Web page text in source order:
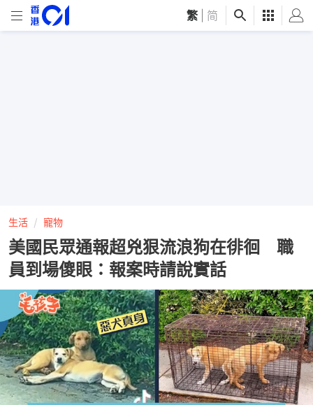
繁 简
生活 寵物
美國民眾通報超兇狠流浪狗在徘徊 職
員到場傻眼：報案時請說實話